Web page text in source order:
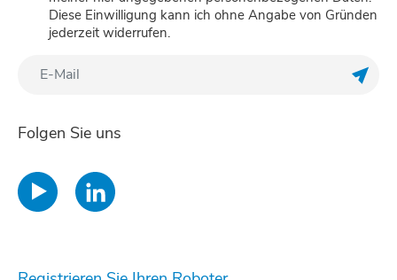
Diese Einwilligung kann ich ohne Angabe von Gründen
jederzeit widerrufen.
Folgen Sie uns